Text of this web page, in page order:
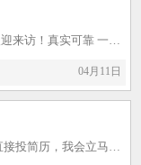
本次招聘公司内部直招，不收取任何费用欢迎来访！真实可靠 一、任职资格： 1、形象岗身高1.70米以上，年龄：18-45周岁； 2、要求初中以上学历。为人正直，责任心强； 3、五官端正，身体健康
04月11日
工作内容： 职位要求：职位要求：有意者直接投简历，我会立马联系您，岗位很多当天安排！ 郑重声明： 此职位直属公司内部直招，非中介机构；无任何费用，面试当天安排工作，包食宿。签订国家正式合同。因公司